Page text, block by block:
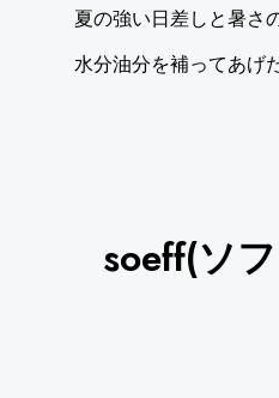
夏の強い日差しと暑さ
水分油分を補ってあげ
soeff(ソ